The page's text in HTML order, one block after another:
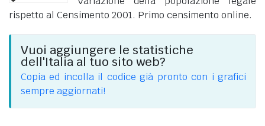
rispetto al Censimento 2001. Primo censimento online.
Vuoi aggiungere le statistiche
dell'Italia al tuo sito web?
Copia ed incolla il codice già pronto con i grafici
sempre aggiornati!